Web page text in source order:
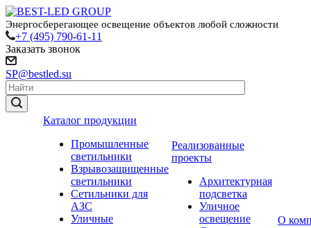
Энергосберегающее освещение объектов любой сложности
+7 (495) 790-61-11
Заказать звонок
SP@bestled.su
Каталог продукции
Промышленные
светильники
Взрывозащищенные
светильники
Сетильники для
АЗС
Уличные
Реализованные
проекты
Архитектурная
подсветка
Уличное
освещение
О